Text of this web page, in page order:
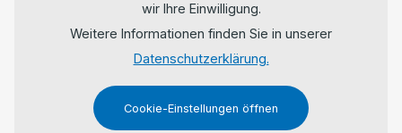
wir Ihre Einwilligung.
Weitere Informationen finden Sie in unserer
Datenschutzerklärung.
Cookie-Einstellungen öffnen